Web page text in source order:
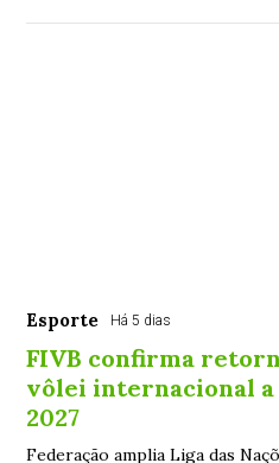
Esporte Há 5 dias
FIVB confirma
vôlei internacional
2027
Federação amplia Liga das